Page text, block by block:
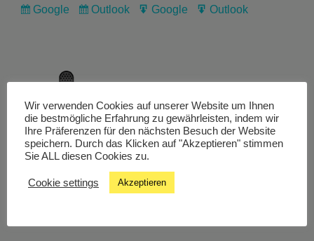
Subscribe
Google
Subscribe
Outlook
Export
Google
Export
Outlook
Livestream
Studiochat
Wir verwenden Cookies auf unserer Website um Ihnen
die bestmögliche Erfahrung zu gewährleisten, indem wir
Ihre Präferenzen für den nächsten Besuch der Website
speichern. Durch das Klicken auf "Akzeptieren" stimmen
Sie ALL diesen Cookies zu.
Cookie settings Akzeptieren